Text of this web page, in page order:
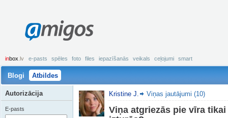
amigos
inbox .lv e-pasts spēles foto files iepazīšanās veikals ceļojumi smart
Blogi Atbildes
Kristine J. Viņas jautājumi (10)
Viņa atgriezās pie vīra
Autorizācija
E-pasts